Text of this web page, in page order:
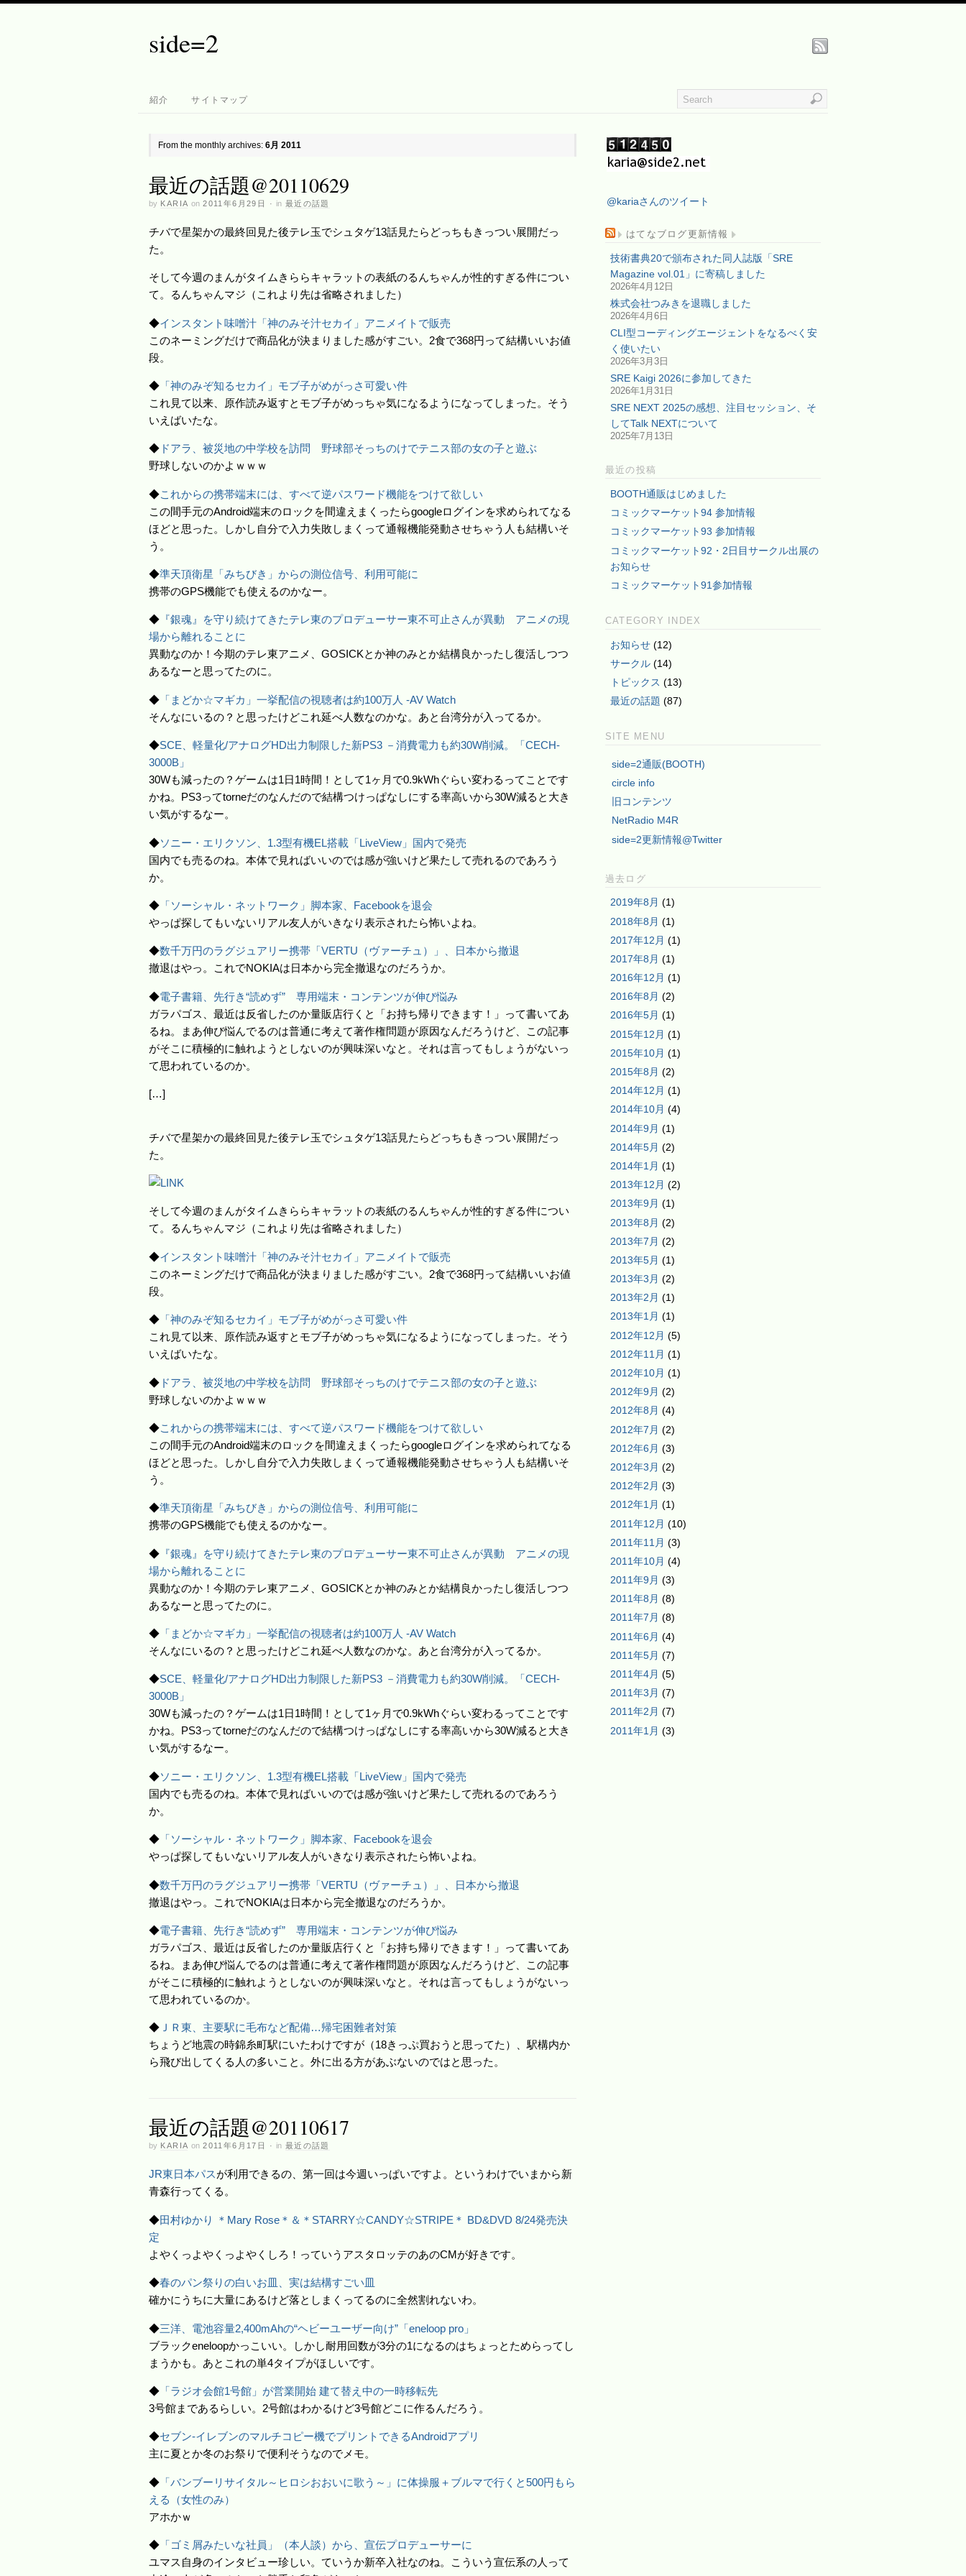
side=2
紹介 サイトマップ
From the monthly archives: 6月 2011
最近の話題@20110629
by KARIA on 2011年6月29日 · in 最近の話題
チバで星架かの最終回見た後テレ玉でシュタゲ13話見たらどっちもきっつい展開だっ
た。
そして今週のまんがタイムきららキャラットの表紙のるんちゃんが性的すぎる件につい
て。るんちゃんマジ（これより先は省略されました）
◆インスタント味噌汁「神のみそ汁セカイ」アニメイトで販売
このネーミングだけで商品化が決まりました感がすごい。2食で368円って結構いいお値
段。
◆ 「神のみぞ知るセカイ」モブ子がめがっさ可愛い件
これ見て以来、原作読み返すとモブ子がめっちゃ気になるようになってしまった。そう
いえばいたな。
◆ ドアラ、被災地の中学校を訪問 野球部そっちのけでテニス部の女の子と遊ぶ
野球しないのかよｗｗｗ
◆これからの携帯端末には、すべて逆パスワード機能をつけて欲しい
この間手元のAndroid端末のロックを間違えまくったらgoogleログインを求められてなる
ほどと思った。しかし自分で入力失敗しまくって通報機能発動させちゃう人も結構いそ
う。
◆準天頂衛星「みちびき」からの測位信号、利用可能に
携帯のGPS機能でも使えるのかなー。
◆ 『銀魂』を守り続けてきたテレ東のプロデューサー東不可止さんが異動 アニメの現
場から離れることに
異動なのか！今期のテレ東アニメ、GOSICKとか神のみとか結構良かったし復活しつつ
あるなーと思ってたのに。
◆ 「まどか☆マギカ」一挙配信の視聴者は約100万人 -AV Watch
そんなにいるの？と思ったけどこれ延べ人数なのかな。あと台湾分が入ってるか。
◆SCE、軽量化/アナログHD出力制限した新PS3 －消費電力も約30W削減。「CECH-
3000B」
30Wも減ったの？ゲームは1日1時間！として1ヶ月で0.9kWhぐらい変わるってことです
かね。PS3ってtorneだのなんだので結構つけっぱなしにする率高いから30W減ると大き
い気がするなー。
◆ソニー・エリクソン、1.3型有機EL搭載「LiveView」国内で発売
国内でも売るのね。本体で見ればいいのでは感が強いけど果たして売れるのであろう
か。
◆ 「ソーシャル・ネットワーク」脚本家、Facebookを退会
やっぱ探してもいないリアル友人がいきなり表示されたら怖いよね。
◆数千万円のラグジュアリー携帯「VERTU（ヴァーチュ）」、日本から撤退
撤退はやっ。これでNOKIAは日本から完全撤退なのだろうか。
◆電子書籍、先行き“読めず” 専用端末・コンテンツが伸び悩み
ガラパゴス、最近は反省したのか量販店行くと「お持ち帰りできます！」って書いてあ
るね。まあ伸び悩んでるのは普通に考えて著作権問題が原因なんだろうけど、この記事
がそこに積極的に触れようとしないのが興味深いなと。それは言ってもしょうがないっ
て思われているのか。
[…]
チバで星架かの最終回見た後テレ玉でシュタゲ13話見たらどっちもきっつい展開だっ
た。
そして今週のまんがタイムきららキャラットの表紙のるんちゃんが性的すぎる件につい
て。るんちゃんマジ（これより先は省略されました）
◆インスタント味噌汁「神のみそ汁セカイ」アニメイトで販売
このネーミングだけで商品化が決まりました感がすごい。2食で368円って結構いいお値
段。
◆ 「神のみぞ知るセカイ」モブ子がめがっさ可愛い件
これ見て以来、原作読み返すとモブ子がめっちゃ気になるようになってしまった。そう
いえばいたな。
◆ ドアラ、被災地の中学校を訪問 野球部そっちのけでテニス部の女の子と遊ぶ
野球しないのかよｗｗｗ
◆これからの携帯端末には、すべて逆パスワード機能をつけて欲しい
この間手元のAndroid端末のロックを間違えまくったらgoogleログインを求められてなる
ほどと思った。しかし自分で入力失敗しまくって通報機能発動させちゃう人も結構いそ
う。
◆準天頂衛星「みちびき」からの測位信号、利用可能に
携帯のGPS機能でも使えるのかなー。
◆ 『銀魂』を守り続けてきたテレ東のプロデューサー東不可止さんが異動 アニメの現
場から離れることに
異動なのか！今期のテレ東アニメ、GOSICKとか神のみとか結構良かったし復活しつつ
あるなーと思ってたのに。
◆ 「まどか☆マギカ」一挙配信の視聴者は約100万人 -AV Watch
そんなにいるの？と思ったけどこれ延べ人数なのかな。あと台湾分が入ってるか。
◆SCE、軽量化/アナログHD出力制限した新PS3 －消費電力も約30W削減。「CECH-
3000B」
30Wも減ったの？ゲームは1日1時間！として1ヶ月で0.9kWhぐらい変わるってことです
かね。PS3ってtorneだのなんだので結構つけっぱなしにする率高いから30W減ると大き
い気がするなー。
◆ソニー・エリクソン、1.3型有機EL搭載「LiveView」国内で発売
国内でも売るのね。本体で見ればいいのでは感が強いけど果たして売れるのであろう
か。
◆ 「ソーシャル・ネットワーク」脚本家、Facebookを退会
やっぱ探してもいないリアル友人がいきなり表示されたら怖いよね。
◆数千万円のラグジュアリー携帯「VERTU（ヴァーチュ）」、日本から撤退
撤退はやっ。これでNOKIAは日本から完全撤退なのだろうか。
◆電子書籍、先行き“読めず” 専用端末・コンテンツが伸び悩み
ガラパゴス、最近は反省したのか量販店行くと「お持ち帰りできます！」って書いてあ
るね。まあ伸び悩んでるのは普通に考えて著作権問題が原因なんだろうけど、この記事
がそこに積極的に触れようとしないのが興味深いなと。それは言ってもしょうがないっ
て思われているのか。
◆ ＪＲ東、主要駅に毛布など配備…帰宅困難者対策
ちょうど地震の時錦糸町駅にいたわけですが（18きっぷ買おうと思ってた）、駅構内か
ら飛び出してくる人の多いこと。外に出る方があぶないのではと思った。
最近の話題@20110617
by KARIA on 2011年6月17日 · in 最近の話題
JR東日本パスが利用できるの、第一回は今週いっぱいですよ。というわけでいまから新
青森行ってくる。
◆田村ゆかり ＊Mary Rose＊＆＊STARRY☆CANDY☆STRIPE＊ BD&DVD 8/24発売決
定
よやくっよやくっよやくしろ！っていうアスタロッテのあのCMが好きです。
◆春のパン祭りの白いお皿、実は結構すごい皿
確かにうちに大量にあるけど落としまくってるのに全然割れないわ。
◆三洋、電池容量2,400mAhの“ヘビーユーザー向け”「eneloop pro」
ブラックeneloopかっこいい。しかし耐用回数が3分の1になるのはちょっとためらってし
まうかも。あとこれの単4タイプがほしいです。
◆ 「ラジオ会館1号館」が営業開始 建て替え中の一時移転先
3号館まであるらしい。2号館はわかるけど3号館どこに作るんだろう。
◆セブン-イレブンのマルチコピー機でプリントできるAndroidアプリ
主に夏とか冬のお祭りで便利そうなのでメモ。
◆ 「バンブーリサイタル～ヒロシおおいに歌う～」に体操服＋ブルマで行くと500円もら
える（女性のみ）
アホかｗ
◆ 「ゴミ屑みたいな社員」（本人談）から、宣伝プロデューサーに
ユマス自身のインタビュー珍しい。ていうか新卒入社なのね。こういう宣伝系の人って
@kariaさんのツイート
はてなブログ更新情報
技術書典20で頒布された同人誌版「SRE
Magazine vol.01」に寄稿しました
2026年4月12日
株式会社つみきを退職しました
2026年4月6日
CLI型コーディングエージェントをなるべく安
く使いたい
2026年3月3日
SRE Kaigi 2026に参加してきた
2026年1月31日
SRE NEXT 2025の感想、注目セッション、そ
してTalk NEXTについて
2025年7月13日
最近の投稿
BOOTH通販はじめました
コミックマーケット94 参加情報
コミックマーケット93 参加情報
コミックマーケット92・2日目サークル出展の
お知らせ
コミックマーケット91参加情報
CATEGORY INDEX
お知らせ (12)
サークル (14)
トピックス (13)
最近の話題 (87)
SITE MENU
side=2通販(BOOTH)
circle info
旧コンテンツ
NetRadio M4R
side=2更新情報@Twitter
過去ログ
2019年8月 (1)
2018年8月 (1)
2017年12月 (1)
2017年8月 (1)
2016年12月 (1)
2016年8月 (2)
2016年5月 (1)
2015年12月 (1)
2015年10月 (1)
2015年8月 (2)
2014年12月 (1)
2014年10月 (4)
2014年9月 (1)
2014年5月 (2)
2014年1月 (1)
2013年12月 (2)
2013年9月 (1)
2013年8月 (2)
2013年7月 (2)
2013年5月 (1)
2013年3月 (2)
2013年2月 (1)
2013年1月 (1)
2012年12月 (5)
2012年11月 (1)
2012年10月 (1)
2012年9月 (2)
2012年8月 (4)
2012年7月 (2)
2012年6月 (3)
2012年3月 (2)
2012年2月 (3)
2012年1月 (1)
2011年12月 (10)
2011年11月 (3)
2011年10月 (4)
2011年9月 (3)
2011年8月 (8)
2011年7月 (8)
2011年6月 (4)
2011年5月 (7)
2011年4月 (5)
2011年3月 (7)
2011年2月 (7)
2011年1月 (3)